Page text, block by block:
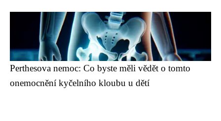
Perthesova nemoc: Co byste měli vědět o tomto
onemocnění kyčelního kloubu u dětí